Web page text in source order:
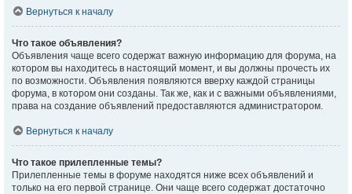
Вернуться к началу
Что такое объявления?
Объявления чаще всего содержат важную информацию для форума, на
котором вы находитесь в настоящий момент, и вы должны прочесть их
по возможности. Объявления появляются вверху каждой страницы
форума, в котором они созданы. Так же, как и с важными объявлениями,
права на создание объявлений предоставляются администратором.
Вернуться к началу
Что такое прилепленные темы?
Прилепленные темы в форуме находятся ниже всех объявлений и
только на его первой странице. Они чаще всего содержат достаточно